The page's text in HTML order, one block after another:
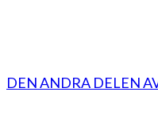
DEN ANDRA DELEN